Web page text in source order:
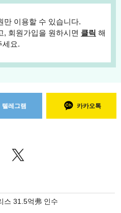
만 이용할 수 있습니다.
, 회원가입을 원하시면 클릭 해
세요.
텔레그램 카카오톡
트위
터로
스 31.5억弗 인수